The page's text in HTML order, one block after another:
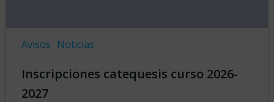
Avisos Noticias
Inscripciones catequesis curso 2026-
2027